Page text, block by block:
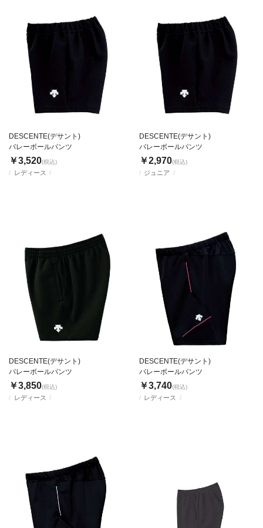
レディース
DESCENTE(デサント)
バレーボールパンツ
￥3,520(税込)
ジュニア
DESCENTE(デサント)
バレーボールパンツ
￥2,970(税込)
レディース
DESCENTE(デサント)
バレーボールパンツ
￥3,850(税込)
レディース
DESCENTE(デサント)
バレーボールパンツ
￥3,740(税込)